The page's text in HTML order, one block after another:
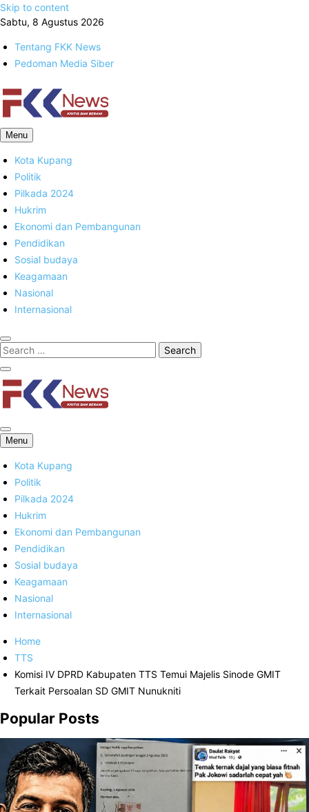
Skip to content
Sabtu, 8 Agustus 2026
Tentang FKK News
Pedoman Media Siber
FKK News
Menu
Kota Kupang
Politik
Pilkada 2024
Hukrim
Ekonomi dan Pembangunan
Pendidikan
Sosial budaya
Keagamaan
Nasional
Internasional
FKK News
Menu
Kota Kupang
Politik
Pilkada 2024
Hukrim
Ekonomi dan Pembangunan
Pendidikan
Sosial budaya
Keagamaan
Nasional
Internasional
Home
TTS
Komisi IV DPRD Kabupaten TTS Temui Majelis Sinode GMIT
Terkait Persoalan SD GMIT Nunukniti
Popular Posts